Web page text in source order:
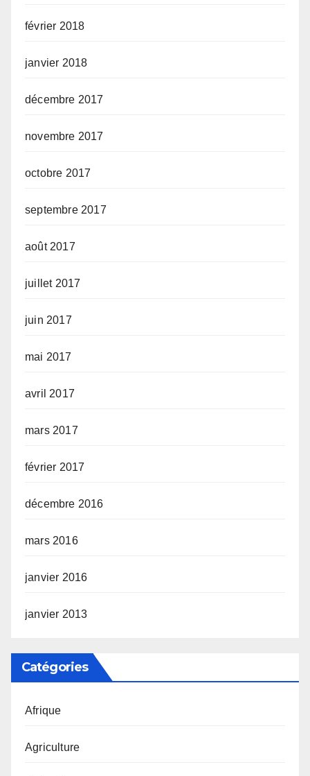
février 2018
janvier 2018
décembre 2017
novembre 2017
octobre 2017
septembre 2017
août 2017
juillet 2017
juin 2017
mai 2017
avril 2017
mars 2017
février 2017
décembre 2016
mars 2016
janvier 2016
janvier 2013
Catégories
Afrique
Agriculture